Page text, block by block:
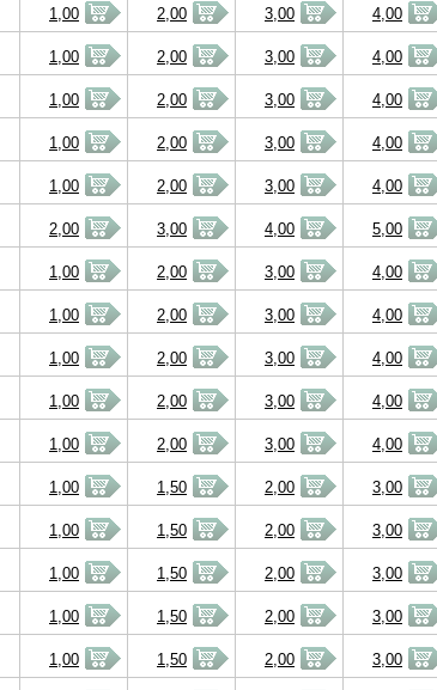
1,00 2,00 3,00 4,00
1,00 2,00 3,00 4,00
1,00 2,00 3,00 4,00
1,00 2,00 3,00 4,00
1,00 2,00 3,00 4,00
2,00 3,00 4,00 5,00
1,00 2,00 3,00 4,00
1,00 2,00 3,00 4,00
1,00 2,00 3,00 4,00
1,00 2,00 3,00 4,00
1,00 2,00 3,00 4,00
1,00 1,50 2,00 3,00
1,00 1,50 2,00 3,00
1,00 1,50 2,00 3,00
1,00 1,50 2,00 3,00
1,00 1,50 2,00 3,00